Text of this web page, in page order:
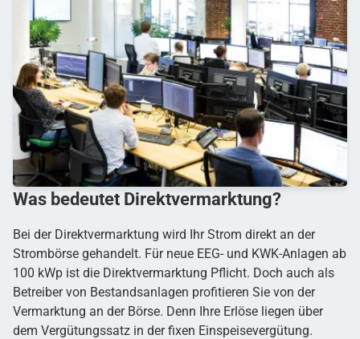
Was bedeutet Direkt­­vermarktung?
Bei der Direktvermarktung wird Ihr Strom direkt an der
Strombörse gehandelt. Für neue EEG- und KWK-Anlagen ab
100 kWp ist die Direktvermarktung Pflicht. Doch auch als
Betreiber von Bestandsanlagen profitieren Sie von der
Vermarktung an der Börse. Denn Ihre Erlöse liegen über
dem Vergütungssatz in der fixen Einspeisevergütung.